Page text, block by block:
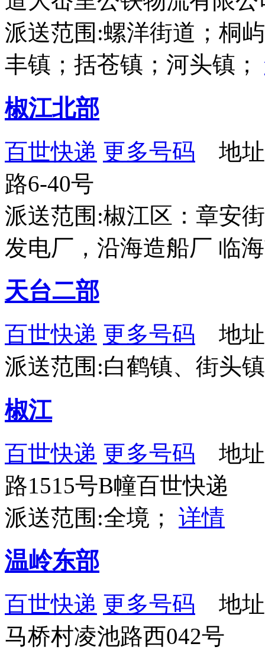
派送范围:螺洋街道；桐
丰镇；括苍镇；河头镇；
椒江北部
百世快递 更多号码 地址
路6-40号
派送范围:椒江区：章安
发电厂，沿海造船厂 临
天台二部
百世快递 更多号码 地址
派送范围:白鹤镇、街头
椒江
百世快递 更多号码 地址
路1515号B幢百世快递
派送范围:全境； 详情
温岭东部
百世快递 更多号码 地址
马桥村凌池路西042号